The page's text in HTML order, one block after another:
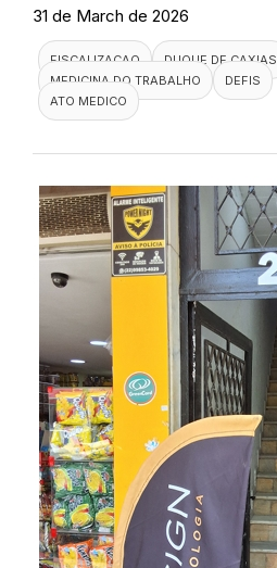
31 de March de 2026
FISCALIZACAO
DUQUE DE CAXIAS
MEDICINA DO TRABALHO
DEFIS
ATO MEDICO